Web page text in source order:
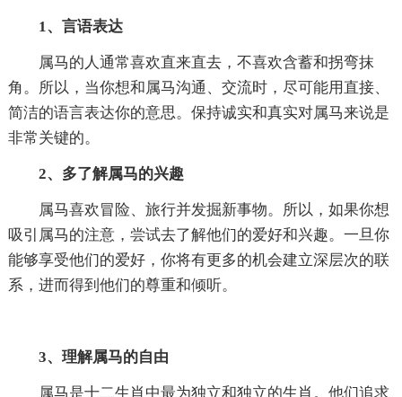
1、言语表达
属马的人通常喜欢直来直去，不喜欢含蓄和拐弯抹
角。所以，当你想和属马沟通、交流时，尽可能用直接、
简洁的语言表达你的意思。保持诚实和真实对属马来说是
非常关键的。
2、多了解属马的兴趣
属马喜欢冒险、旅行并发掘新事物。所以，如果你想
吸引属马的注意，尝试去了解他们的爱好和兴趣。一旦你
能够享受他们的爱好，你将有更多的机会建立深层次的联
系，进而得到他们的尊重和倾听。
3、理解属马的自由
属马是十二生肖中最为独立和独立的生肖。他们追求